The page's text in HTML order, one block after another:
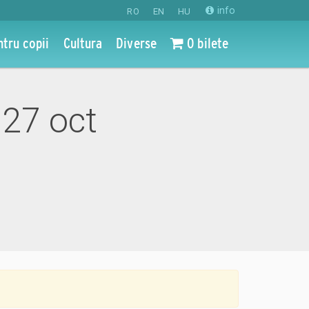
RO EN HU info
copii Cultura Diverse 0 bilete
oct